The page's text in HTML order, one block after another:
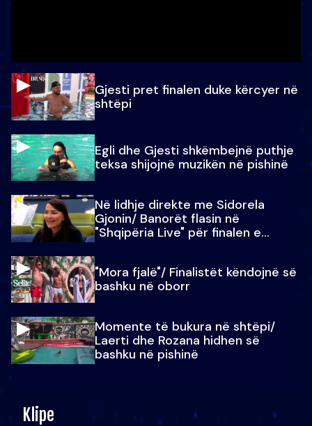
Gjesti pret finalen duke kërcyer në
shtëpi
Egli dhe Gjesti shkëmbejnë puthje
teksa shijojnë muzikën në pishinë
Në lidhje direkte me Sidorela
Gjonin/ Banorët flasin në
"Shqipëria Live" për finalen e
"Mora fjalë"/ Finalistët këndojnë së
bashku në oborr
Momente të bukura në shtëpi/
Laerti dhe Rozana hidhen së
bashku në pishinë
Klipe